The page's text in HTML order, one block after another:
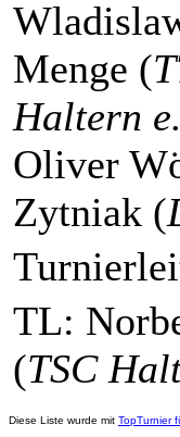
Menge (
Haltern
Oliver
Zytniak (
TL:
(TSC
Diese Liste wurde mit TopTurnier